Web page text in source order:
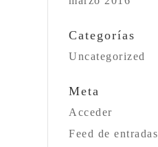
Categorías
Uncategorized
Meta
Acceder
Feed de entradas